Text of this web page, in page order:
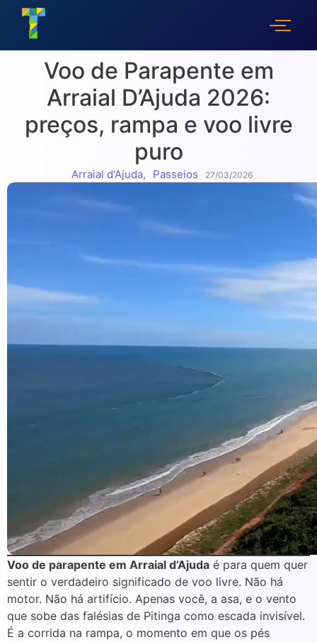
Voo de Parapente em
Arraial D’Ajuda 2026:
preços, rampa e voo livre
puro
Arraial d'Ajuda, Passeios 27/03/2026
Voo de parapente em Arraial d’Ajuda é para quem quer
sentir o verdadeiro significado de voo livre. Não há
motor. Não há artifício. Apenas você, a asa, e o vento
que sobe das falésias de Pitinga como escada invisível.
É a corrida na rampa, o momento em que os pés